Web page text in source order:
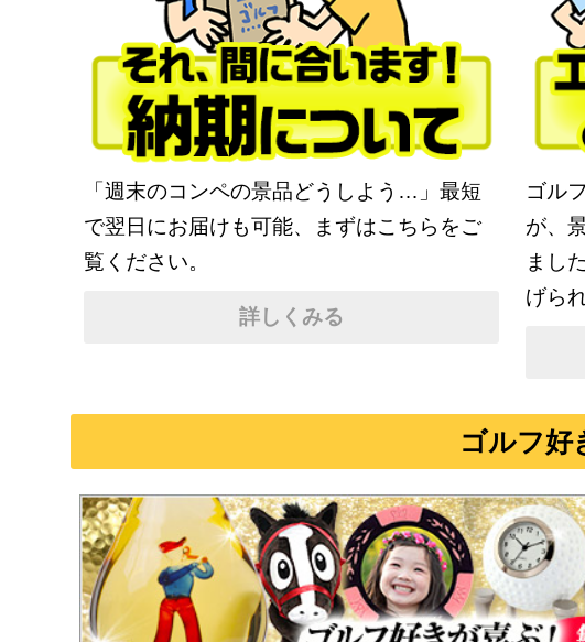
「週末のコンペの景品どうしよう…」最短
で翌日にお届けも可能、まずはこちらをご
覧ください。
詳しくみる
ゴル
が、
まし
げら
ゴルフ好